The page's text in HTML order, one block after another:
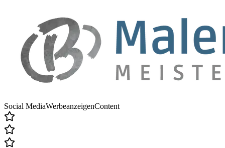
Social MediaWerbeanzeigenContent